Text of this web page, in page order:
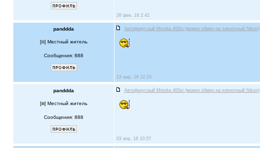
28 фев, 18 2:42
panddda Автофокусный Minolta 400si (можно обмен на пленочный Nikon)
[ ] Местный житель
Сообщения: 888
13 мар, 18 22:10
panddda Автофокусный Minolta 400si (можно обмен на пленочный Nikon)
[ ] Местный житель
Сообщения: 888
03 апр, 18 10:57